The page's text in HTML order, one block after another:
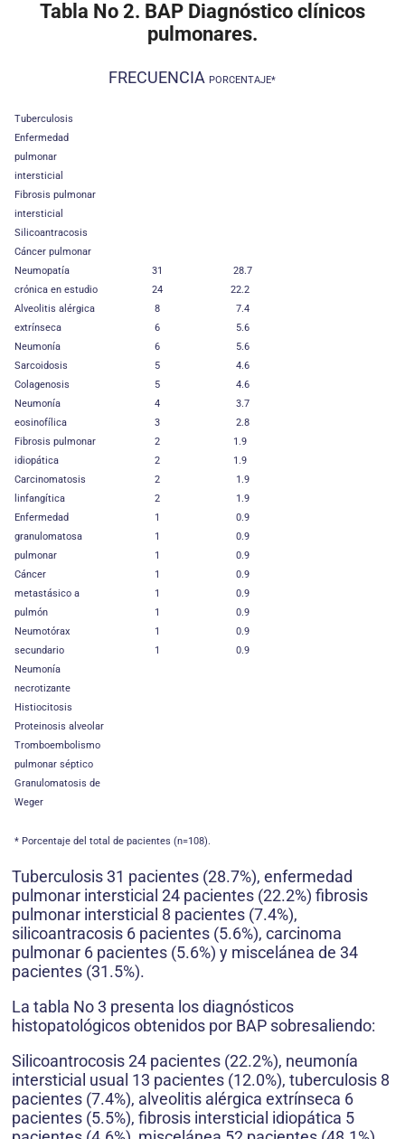
Tabla No 2. BAP Diagnóstico clínicos
pulmonares.
FRECUENCIA PORCENTAJE*
Tuberculosis
Enfermedad
pulmonar
intersticial
Fibrosis pulmonar
intersticial
Silicoantracosis
Cáncer pulmonar
Neumopatía
crónica en estudio
Alveolitis alérgica
extrínseca
Neumonía
Sarcoidosis
Colagenosis
Neumonía
eosinofílica
Fibrosis pulmonar
idiopática
Carcinomatosis
linfangítica
Enfermedad
granulomatosa
pulmonar
Cáncer
metastásico a
pulmón
Neumotórax
secundario
Neumonía
necrotizante
Histiocitosis
Proteinosis alveolar
Tromboembolismo
pulmonar séptico
Granulomatosis de
Weger
31
24
8
6
6
5
5
4
3
2
2
2
2
1
1
1
1
1
1
1
1
28.7
22.2
7.4
5.6
5.6
4.6
4.6
3.7
2.8
1.9
1.9
1.9
1.9
0.9
0.9
0.9
0.9
0.9
0.9
0.9
0.9
* Porcentaje del total de pacientes (n=108).
Tuberculosis 31 pacientes (28.7%), enfermedad
pulmonar intersticial 24 pacientes (22.2%) fibrosis
pulmonar intersticial 8 pacientes (7.4%),
silicoantracosis 6 pacientes (5.6%), carcinoma
pulmonar 6 pacientes (5.6%) y miscelánea de 34
pacientes (31.5%).
La tabla No 3 presenta los diagnósticos
histopatológicos obtenidos por BAP sobresaliendo:
Silicoantrocosis 24 pacientes (22.2%), neumonía
intersticial usual 13 pacientes (12.0%), tuberculosis 8
pacientes (7.4%), alveolitis alérgica extrínseca 6
pacientes (5.5%), fibrosis intersticial idiopática 5